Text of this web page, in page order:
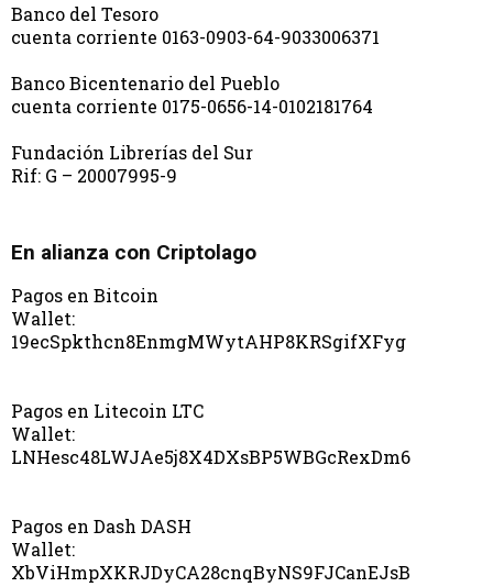
Banco del Tesoro
cuenta corriente 0163-0903-64-9033006371
Banco Bicentenario del Pueblo
cuenta corriente 0175-0656-14-0102181764
Fundación Librerías del Sur
Rif: G – 20007995-9
En alianza con Criptolago
Pagos en Bitcoin
Wallet:
19ecSpkthcn8EnmgMWytAHP8KRSgifXFyg
Pagos en Litecoin LTC
Wallet:
LNHesc48LWJAe5j8X4DXsBP5WBGcRexDm6
Pagos en Dash DASH
Wallet:
XbViHmpXKRJDyCA28cnqByNS9FJCanEJsB